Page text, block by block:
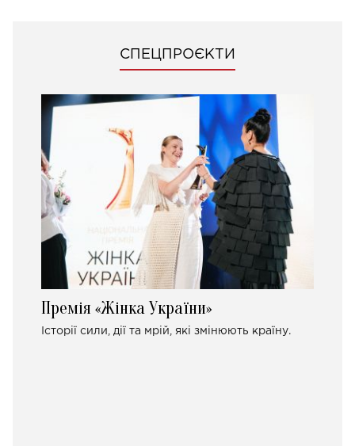
СПЕЦПРОЄКТИ
Премія «Жінка України»
Історії сили, дії та мрій, які змінюють країну.